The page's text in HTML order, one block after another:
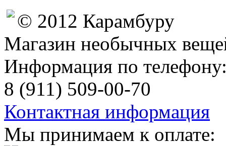
© 2012 Карамбуру
Магазин необычных
Информация по
8 (911) 509-00-70
Контактная информация
Мы принимаем к оплате: